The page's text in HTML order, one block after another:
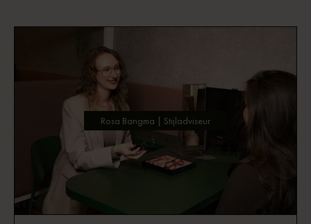
Rosa Bangma | Stijladviseur